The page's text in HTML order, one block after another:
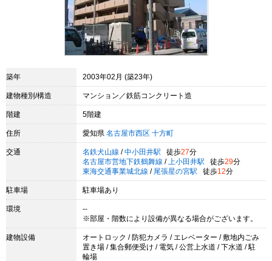
築年 2003年02月 (築23年)
建物種別/構造 マンション／鉄筋コンクリート造
階建 5階建
住所 愛知県 名古屋市西区 十方町
交通 名鉄犬山線 / 中小田井駅 徒歩27分
名古屋市営地下鉄鶴舞線 / 上小田井駅 徒歩29分
東海交通事業城北線 / 尾張星の宮駅 徒歩12分
駐車場 駐車場あり
環境
--
※部屋・階数により設備が異なる場合がございます。
建物設備
オートロック / 防犯カメラ / エレベーター / 敷地内ごみ
置き場 / 集合郵便受け / 電気 / 公営上水道 / 下水道 / 駐
輪場